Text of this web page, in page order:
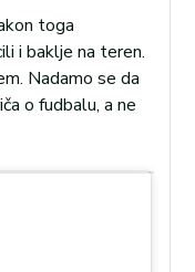
toga
i baklje na teren.
Nadamo se da
o fudbalu, a ne